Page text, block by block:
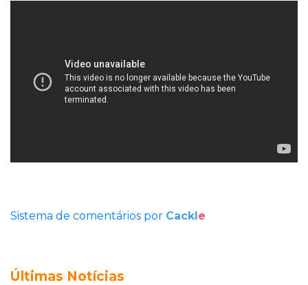
Sistema de comentários por Cackle
Últimas Notícias